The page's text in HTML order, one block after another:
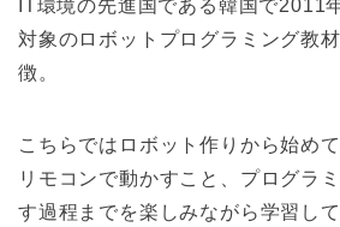
IT環境の先進国である韓国で2011
対象のロボットプログラミング教
徴。
こちらではロボット作りから始め
リモコンで動かすこと、プログラ
す過程までを楽しみながら学習して